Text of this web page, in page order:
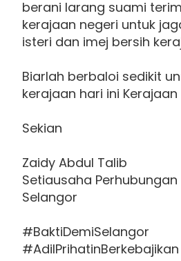
berani larang suami
kerajaan negeri untuk
isteri dan imej bersih
Biarlah berbaloi sedikit
kerajaan hari ini Kerajaan
Sekian
Zaidy Abdul Talib
Setiausaha Perhubungan
Selangor
#BaktiDemiSelangor
#AdilPrihatinBerkebajikan